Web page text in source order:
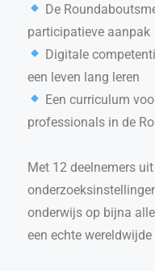
De
participatieve aanpak
Digitale
een leven lang leren
Een curriculum
professionals in de
Met 12 deelnemers
onderwijs op bijna
een echte wereldwijde